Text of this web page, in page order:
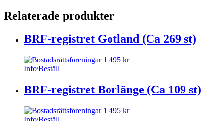
Relaterade produkter
BRF-registret Gotland (Ca 269 st)
1 495 kr
Info/Beställ
BRF-registret Borlänge (Ca 109 st)
1 495 kr
Info/Beställ